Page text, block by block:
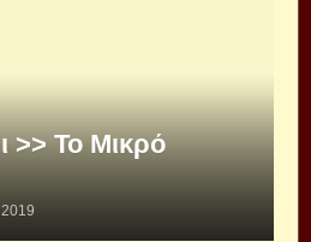
>> Το Μικρό
2019